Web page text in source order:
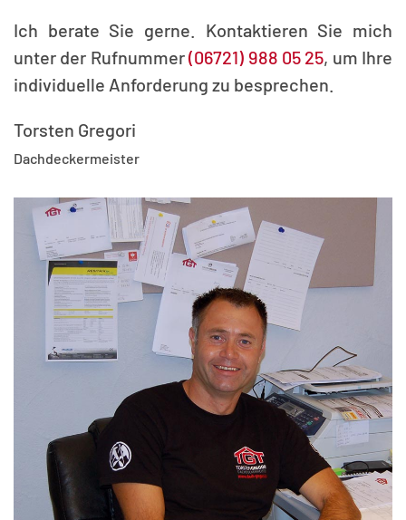
Ich berate Sie gerne. Kontaktieren Sie mich
unter der Rufnummer(06721) 988 05 25, um Ihre
individuelle Anforderung zu besprechen.
Torsten Gregori
Dachdeckermeister